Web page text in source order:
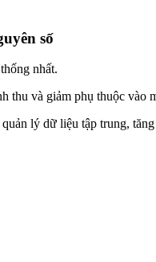
số
nhất.
thu và giảm phụ thuộc vào
lý dữ liệu tập trung,